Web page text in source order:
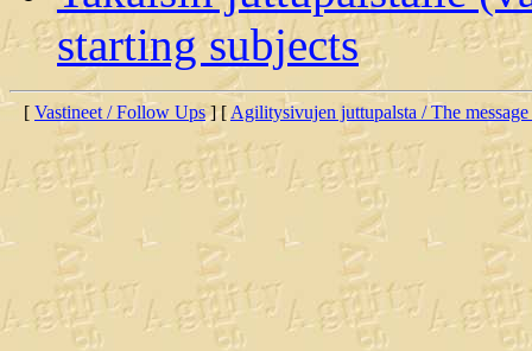
starting subjects
[ Vastineet / Follow Ups] [Agilitysivujen juttupalsta / The